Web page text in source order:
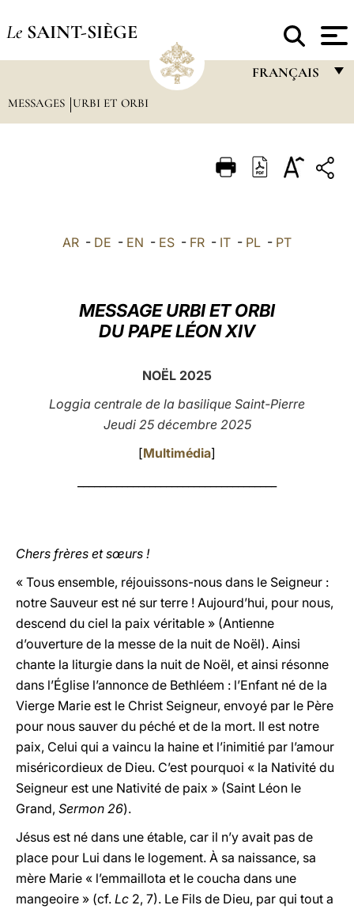
Le SAINT-SIÈGE
FRANÇAIS
ITALIANO
العربيّة
MESSAGES URBI ET ORBI
AR - DE - EN - ES - FR - IT - PL - PT
MESSAGE URBI ET ORBI
DU PAPE LÉON XIV
NOËL 2025
Loggia centrale de la basilique Saint-Pierre
Jeudi 25 décembre 2025
[Multimédia]
Chers frères et sœurs !
« Tous ensemble, réjouissons-nous dans le Seigneur :
notre Sauveur est né sur terre ! Aujourd’hui, pour nous,
descend du ciel la paix véritable » (Antienne
d’ouverture de la messe de la nuit de Noël). Ainsi
chante la liturgie dans la nuit de Noël, et ainsi résonne
dans l’Église l’annonce de Bethléem : l’Enfant né de la
Vierge Marie est le Christ Seigneur, envoyé par le Père
pour nous sauver du péché et de la mort. Il est notre
paix, Celui qui a vaincu la haine et l’inimitié par l’amour
miséricordieux de Dieu. C’est pourquoi « la Nativité du
Seigneur est une Nativité de paix » (Saint Léon le
Grand, Sermon 26).
Jésus est né dans une étable, car il n’y avait pas de
place pour Lui dans le logement. À sa naissance, sa
mère Marie « l’emmaillota et le coucha dans une
mangeoire » (cf. Lc 2, 7). Le Fils de Dieu, par qui tout a